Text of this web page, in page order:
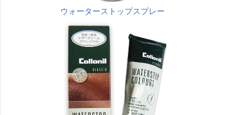
ウォーターストップスプレー